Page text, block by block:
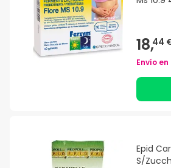
18,44
Envío en
Epid
S/